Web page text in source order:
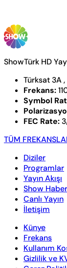
ShowTürk HD
Türksat 3A
Frekans:
Symbol
FEC Rate:
TÜM
Diziler
Programlar
Yayın Akışı
Show Haber
Canlı Yayın
İletişim
Künye
Frekans
Kullanım
Gizlilik ve